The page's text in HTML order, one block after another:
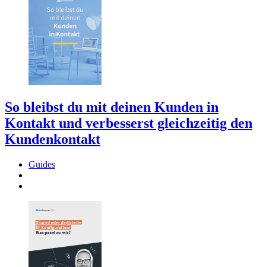
So bleibst du mit deinen Kunden in
Kontakt und verbesserst gleichzeitig den
Kundenkontakt
Guides